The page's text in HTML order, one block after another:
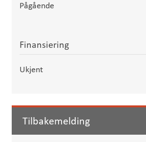
Pågående
Finansiering
Ukjent
Tilbakemelding